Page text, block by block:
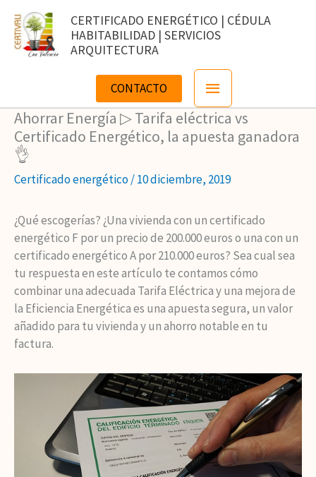
contenido
CERTIFICADO ENERGÉTICO | CÉDULA
HABITABILIDAD | SERVICIOS
ARQUITECTURA
Menú
principal
CONTACTO
Ahorrar Energía ▷ Tarifa eléctrica vs
Certificado Energético, la apuesta ganadora
👌
Certificado energético/10 diciembre, 2019
¿Qué escogerías? ¿Una vivienda con un certificado
energético F por un precio de 200.000 euros o una con un
certificado energético A por 210.000 euros? Sea cual sea
tu respuesta en este artículo te contamos cómo
combinar una adecuada Tarifa Eléctrica y una mejora de
la Eficiencia Energética es una apuesta segura, un valor
añadido para tu vivienda y un ahorro notable en tu
factura.